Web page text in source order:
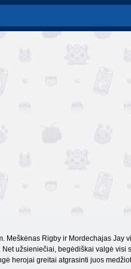
Rigby ir Mordechajas Jay
užsieniečiai, begėdiškai valgė
herojai greitai atgrasinti juos